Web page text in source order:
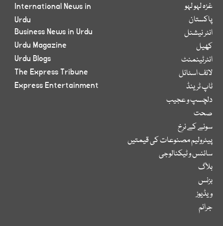
غزہ لہو لہو
پاکستان
انٹر نیشنل
کھیل
انٹرٹینمنٹ
لائف اسٹائل
ٹاپ ٹرینڈ
دلچسپ و عجیب
صحت
سونے کے نرخ
پیٹرولیم مصنوعات کی قیمتیں
سائنس و ٹیکنالوجی
بلاگ
بزنس
ویڈیوز
جرائم
International News in
Urdu
Business News in Urdu
Urdu Magazine
Urdu Blogs
The Express Tribune
Express Entertainment